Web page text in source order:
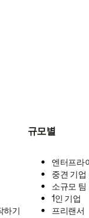
하기
규모별
엔터프라
중견 기업
소규모 팀
1인 기업
프리랜서